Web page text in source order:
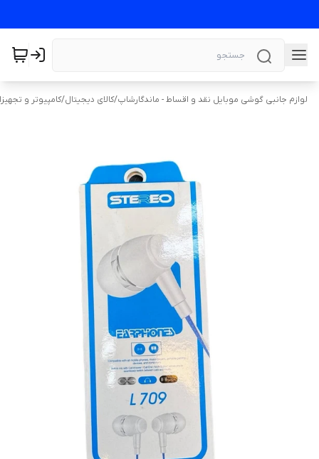
لوازم جانبی گوشی موبایل نقد و اقساط - ماندگارشاپ/کالای دیجیتال/کامپیوتر و